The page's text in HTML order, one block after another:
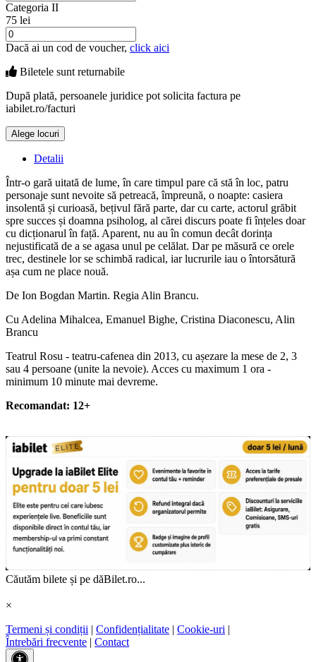
Categoria II
75 lei
Dacă ai un cod de voucher, click aici
Biletele sunt returnabile
După plată, persoanele juridice pot solicita factura pe
iabilet.ro/facturi
Alege locuri
Detalii
Într-o gară uitată de lume, în care timpul pare că stă în loc, patru
personaje sunt nevoite să petreacă, împreună, o noapte: casiera
insolentă și curioasă, bețivul fără parte, dar cu carte, actorul grăbit
spre succes și doamna psiholog, al cărei discurs poate fi înțeles doar
cu dicționarul în față. Aparent, nu au în comun decât dorința
nejustificată de a se agasa unul pe celălat. Dar pe măsură ce orele
trec, destinele lor se schimbă radical, iar lucrurile iau o întorsătură
așa cum ne place nouă.
De Ion Bogdan Martin. Regia Alin Brancu.
Cu Adelina Mihalcea, Emanuel Bighe, Cristina Diaconescu, Alin
Brancu
Teatrul Rosu - teatru-cafenea din 2013, cu așezare la mese de 2, 3
sau 4 persoane (unite la nevoie). Acces cu maximum 1 ora -
minimum 10 minute mai devreme.
Recomandat: 12+
Căutăm bilete și pe dăBilet.ro...
×
Termeni și condiții | Confidențialitate | Cookie-uri |
Întrebări frecvente | Contact